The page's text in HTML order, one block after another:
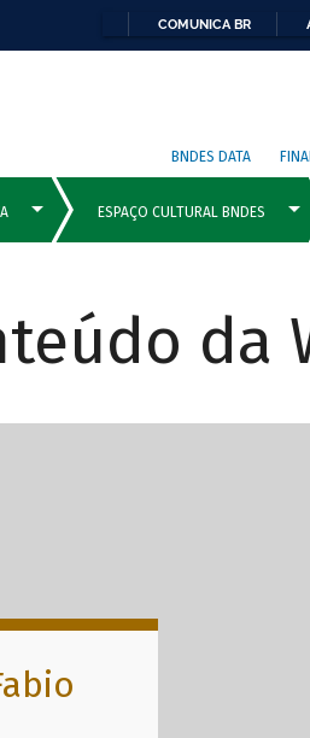
COMUNICA BR
BNDES DATA
da